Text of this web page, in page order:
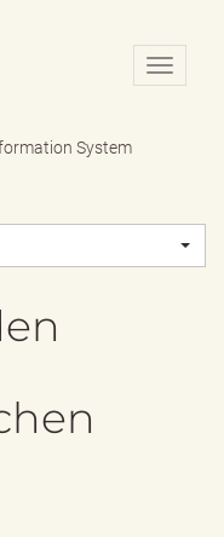
N
a
o
System